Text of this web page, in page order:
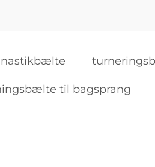
til bagsprang